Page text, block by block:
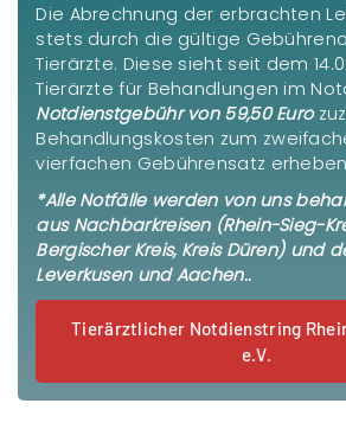
Die Abrechnung der erbrachten
stets durch die gültige
Tierärzte. Diese sieht seit dem
Tierärzte für Behandlungen im
Notdienstgebühr von 59,50 Euro
Behandlungskosten zum
vierfachen Gebührensatz
*Alle Notfälle werden von uns
aus Nachbarkreisen (Rhein-Sieg-
Bergischer Kreis, Kreis Düren) und
Leverkusen und Aachen..
Tierärztlicher Notdienstring
e.V.